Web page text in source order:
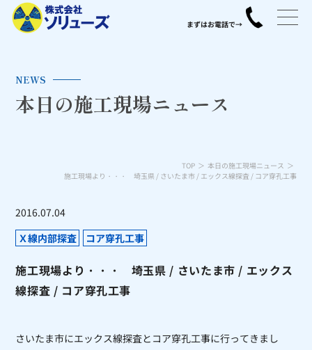
NEWS
本日の施工現場ニュース
TOP
本日の施工現場ニュース
施工現場より・・・ 埼玉県 / さいたま市 / エックス線探査 / コア穿孔工事
2016.07.04
Ｘ線内部探査
コア穿孔工事
施工現場より・・・ 埼玉県 / さいたま市 / エックス
線探査 / コア穿孔工事
さいたま市にエックス線探査とコア穿孔工事に行ってきまし